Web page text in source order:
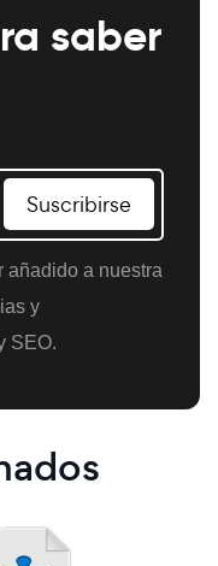
saber
Suscribirse
añadido a nuestra
y
SEO.